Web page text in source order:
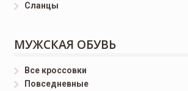
Сланцы
МУЖСКАЯ ОБУВЬ
Все кроссовки
Повседневные